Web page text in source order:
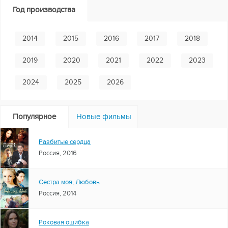
Год производства
2014 2015 2016 2017 2018
2019 2020 2021 2022 2023
2024 2025 2026
Популярное Новые фильмы
Разбитые сердца
Россия, 2016
Сестра моя, Любовь
Россия, 2014
Роковая ошибка